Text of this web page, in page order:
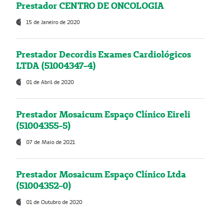
Prestador CENTRO DE ONCOLOGIA
15 de Janeiro de 2020
Prestador Decordis Exames Cardiológicos
LTDA (51004347-4)
01 de Abril de 2020
Prestador Mosaicum Espaço Clínico Eireli
(51004355-5)
07 de Maio de 2021
Prestador Mosaicum Espaço Clínico Ltda
(51004352-0)
01 de Outubro de 2020